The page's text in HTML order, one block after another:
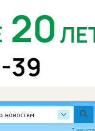
новостям